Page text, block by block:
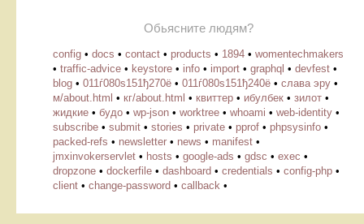
Обьясните людям?
config • docs • contact • products • 1894 • womentechmakers
• traffic-advice • keystore • info • import • graphql • devfest •
blog • 011ѓ080ѕ151ђ270ё • 011ѓ080ѕ151ђ240ё • слава эру •
м/about.html • кг/about.html • квиттер • ибулбек • зилот •
жидкие • будо • wp-json • worktree • whoami • web-identity •
subscribe • submit • stories • private • pprof • phpsysinfo •
packed-refs • newsletter • news • manifest •
jmxinvokerservlet • hosts • google-ads • gdsc • exec •
dropzone • dockerfile • dashboard • credentials • config-php •
client • change-password • callback •